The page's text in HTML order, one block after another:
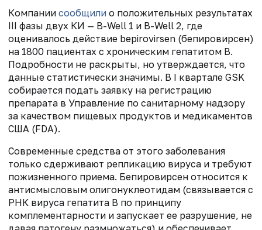
Компании сообщили о положительных результатах
III фазы двух КИ — B-Well 1 и B-Well 2, где
оценивалось действие bepirovirsen (бепировирсен)
на 1800 пациентах с хроническим гепатитом B.
Подробности не раскрыты, но утверждается, что
данные статистически значимы. В I квартале GSK
собирается подать заявку на регистрацию
препарата в Управление по санитарному надзору
за качеством пищевых продуктов и медикаментов
США (FDA).
Современные средства от этого заболевания
только сдерживают репликацию вируса и требуют
пожизненного приема. Бепировирсен относится к
антисмысловым олигонуклеотидам (связывается с
РНК вируса гепатита B по принципу
комплементарности и запускает ее разрушение, не